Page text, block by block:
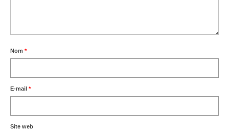
Nom *
E-mail *
Site web